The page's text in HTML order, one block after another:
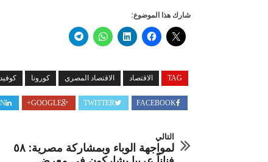
شارك هذا الموضوع:
TAG الاقتصاد الاقتصاد المصري كورونا كوفيد19
FACEBOOK
TWITTER
GOOGLE+
التالي
لمواجهة الوباء وبمشاركة مصرية: ٥٨